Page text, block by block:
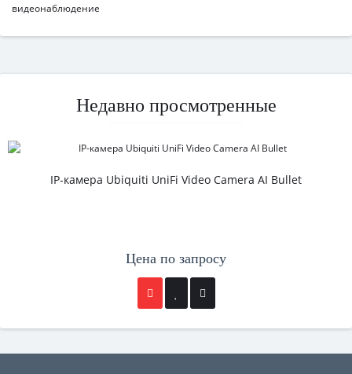
видеонаблюдение
Недавно просмотренные
IP-камера Ubiquiti UniFi Video Camera AI Bullet
Цена по запросу